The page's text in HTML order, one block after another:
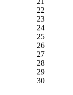
22
23
24
25
26
27
28
29
30